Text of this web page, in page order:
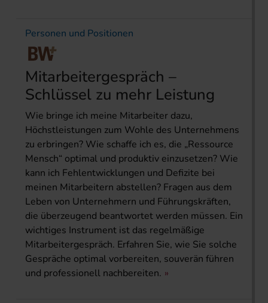
Personen und Positionen
Mitarbeitergespräch –
Schlüssel zu mehr Leistung
Wie bringe ich meine Mitarbeiter dazu,
Höchstleistungen zum Wohle des Unternehmens
zu erbringen? Wie schaffe ich es, die „Ressource
Mensch“ optimal und produktiv einzusetzen? Wie
kann ich Fehlentwicklungen und Defizite bei
meinen Mitarbeitern abstellen? Fragen aus dem
Leben von Unternehmern und Führungskräften,
die überzeugend beantwortet werden müssen. Ein
wichtiges Instrument ist das regelmäßige
Mitarbeitergespräch. Erfahren Sie, wie Sie solche
Gespräche optimal vorbereiten, souverän führen
und professionell nachbereiten.